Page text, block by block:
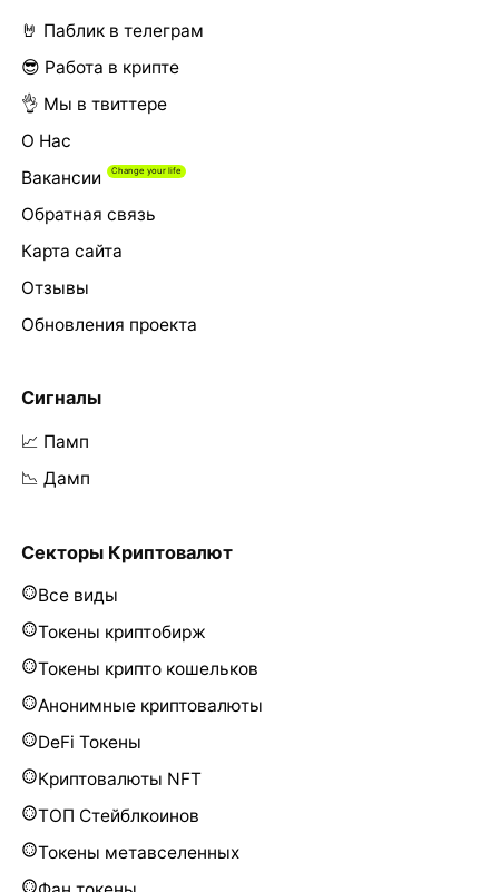
🤘 Паблик в телеграм
😎 Работа в крипте
👌 Мы в твиттере
О Нас
Вакансии
Обратная связь
Карта сайта
Отзывы
Обновления проекта
Сигналы
📈 Памп
📉 Дамп
Секторы Криптовалют
Все виды
Токены криптобирж
Токены крипто кошельков
Анонимные криптовалюты
DeFi Токены
Криптовалюты NFT
ТОП Стейблкоинов
Токены метавселенных